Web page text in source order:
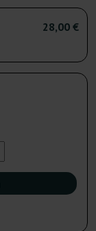
28,00 €